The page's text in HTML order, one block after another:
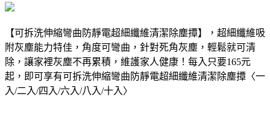
【可拆洗伸縮彎曲防靜電超細纖維清潔除塵撢】，超細纖維吸
附灰塵能力特佳，角度可彎曲，針對死角灰塵，輕鬆就可清
除，讓家裡灰塵不再累積，維護家人健康！ 每入只要165元
起，即可享有可拆洗伸縮彎曲防靜電超細纖維清潔除塵撢〈一
入/二入/四入/六入/八入/十入〉